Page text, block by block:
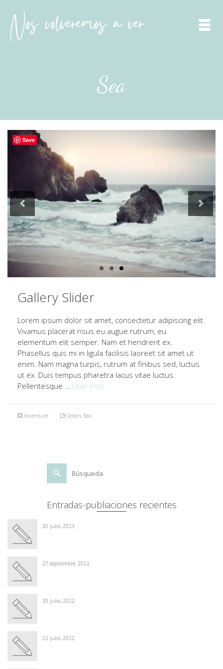
Sea
Previous Next
Gallery Slider
Lorem ipsum dolor sit amet, consectetur adipiscing elit.
Vivamus placerat risus eu augue rutrum, eu
elementum elit semper. Nam et hendrerit ex.
Phasellus quis mi in ligula facilisis laoreet sit amet ut
enim. Nam magna turpis, rutrum at finibus sed, luctus
ut ex. Duis tempus pharetra lacus vitae luctus.
Pellentesque … Leer más
Adventure Ocean, Sea
Buscar
por:
Entradas-publiaciones recientes
20 julio, 2023
27 septiembre, 2022
30 julio, 2022
22 julio, 2022
Save